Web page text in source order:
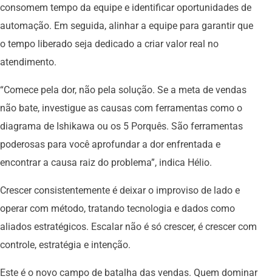
consomem tempo da equipe e identificar oportunidades de
automação. Em seguida, alinhar a equipe para garantir que
o tempo liberado seja dedicado a criar valor real no
atendimento.
“Comece pela dor, não pela solução. Se a meta de vendas
não bate, investigue as causas com ferramentas como o
diagrama de Ishikawa ou os 5 Porquês. São ferramentas
poderosas para você aprofundar a dor enfrentada e
encontrar a causa raiz do problema”, indica Hélio.
Crescer consistentemente é deixar o improviso de lado e
operar com método, tratando tecnologia e dados como
aliados estratégicos. Escalar não é só crescer, é crescer com
controle, estratégia e intenção.
Este é o novo campo de batalha das vendas. Quem dominar